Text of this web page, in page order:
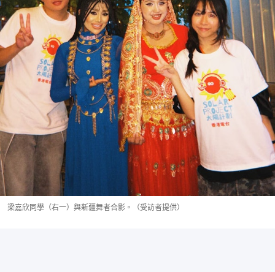
梁嘉欣同學（右一）與新疆舞者合影。（受訪者提供）